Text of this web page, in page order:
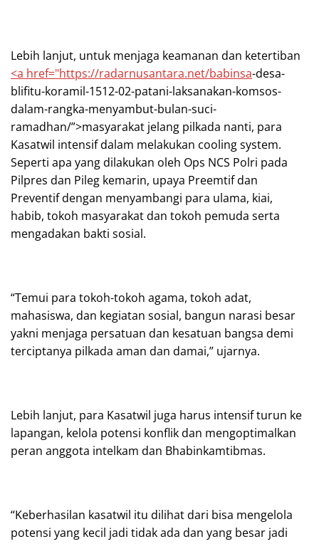
Lebih lanjut, untuk menjaga keamanan dan ketertiban
<a href="https://radarnusantara.net/babinsa-desa-
blifitu-koramil-1512-02-patani-laksanakan-komsos-
dalam-rangka-menyambut-bulan-suci-
ramadhan/”>masyarakat jelang pilkada nanti, para
Kasatwil intensif dalam melakukan cooling system.
Seperti apa yang dilakukan oleh Ops NCS Polri pada
Pilpres dan Pileg kemarin, upaya Preemtif dan
Preventif dengan menyambangi para ulama, kiai,
habib, tokoh masyarakat dan tokoh pemuda serta
mengadakan bakti sosial.
“Temui para tokoh-tokoh agama, tokoh adat,
mahasiswa, dan kegiatan sosial, bangun narasi besar
yakni menjaga persatuan dan kesatuan bangsa demi
terciptanya pilkada aman dan damai,” ujarnya.
Lebih lanjut, para Kasatwil juga harus intensif turun ke
lapangan, kelola potensi konflik dan mengoptimalkan
peran anggota intelkam dan Bhabinkamtibmas.
“Keberhasilan kasatwil itu dilihat dari bisa mengelola
potensi yang kecil jadi tidak ada dan yang besar jadi